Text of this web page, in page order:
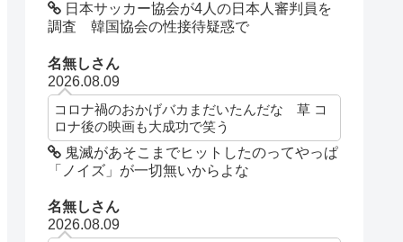
日本サッカー協会が4人の日本人審判員を
調査 韓国協会の性接待疑惑で
名無しさん
2026.08.09
コロナ禍のおかげバカまだいたんだな 草 コ
ロナ後の映画も大成功で笑う
鬼滅があそこまでヒットしたのってやっぱ
「ノイズ」が一切無いからよな
名無しさん
2026.08.09